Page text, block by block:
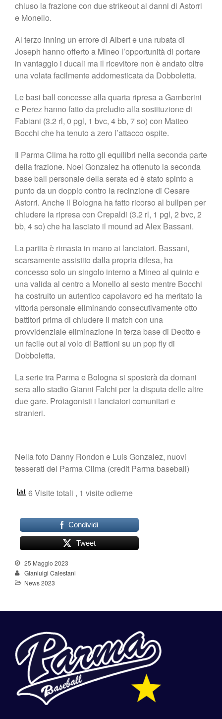
chiuso la frazione con due strikeout ai danni di Astorri
e Monello.
Al terzo inning un errore di Albert e una rubata di
Joseph hanno offerto a Mineo l’opportunità di portare
in vantaggio i ducali ma il ricevitore non è andato oltre
una volata facilmente addomesticata da Dobboletta.
Le basi ball concesse alla quarta ripresa a Gamberini
e Perez hanno fatto da preludio alla sostituzione di
Fabiani (3.2 rl, 0 pgl, 1 bvc, 4 bb, 7 so) con Matteo
Bocchi che ha tenuto a zero l’attacco ospite.
Il Parma Clima ha rotto gli equilibri nella seconda parte
della frazione. Noel Gonzalez ha ottenuto la seconda
base ball personale della serata ed è stato spinto a
punto da un doppio contro la recinzione di Cesare
Astorri. Anche il Bologna ha fatto ricorso al bullpen per
chiudere la ripresa con Crepaldi (3.2 rl, 1 pgl, 2 bvc, 2
bb, 4 so) che ha lasciato il mound ad Alex Bassani.
La partita è rimasta in mano ai lanciatori. Bassani,
scarsamente assistito dalla propria difesa, ha
concesso solo un singolo interno a Mineo al quinto e
una valida al centro a Monello al sesto mentre Bocchi
ha costruito un autentico capolavoro ed ha meritato la
vittoria personale eliminando consecutivamente otto
battitori prima di chiudere il match con una
provvidenziale eliminazione in terza base di Deotto e
un facile out al volo di Battioni su un pop fly di
Dobboletta.
La serie tra Parma e Bologna si sposterà da domani
sera allo stadio Gianni Falchi per la disputa delle altre
due gare. Protagonisti i lanciatori comunitari e
stranieri.
Nella foto Danny Rondon e Luis Gonzalez, nuovi
tesserati del Parma Clima (credit Parma baseball)
6 Visite totali , 1 visite odierne
Condividi
Tweet
25 Maggio 2023
Gianluigi Calestani
News 2023